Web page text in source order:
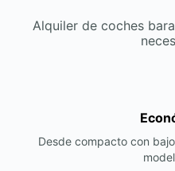
Alquiler de coches
Desde compacto con